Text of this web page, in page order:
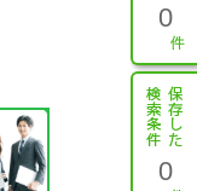
0
0